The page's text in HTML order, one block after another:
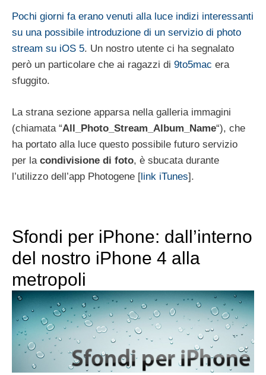
Pochi giorni fa erano venuti alla luce indizi interessanti
su una possibile introduzione di un servizio di photo
stream su iOS 5. Un nostro utente ci ha segnalato
però un particolare che ai ragazzi di 9to5mac era
sfuggito.
La strana sezione apparsa nella galleria immagini
(chiamata “All_Photo_Stream_Album_Name“), che
ha portato alla luce questo possibile futuro servizio
per lacondivisione di foto, è sbucata durante
l’utilizzo dell’app Photogene [link iTunes].
Sfondi per iPhone: dall’interno
del nostro iPhone 4 alla
metropoli